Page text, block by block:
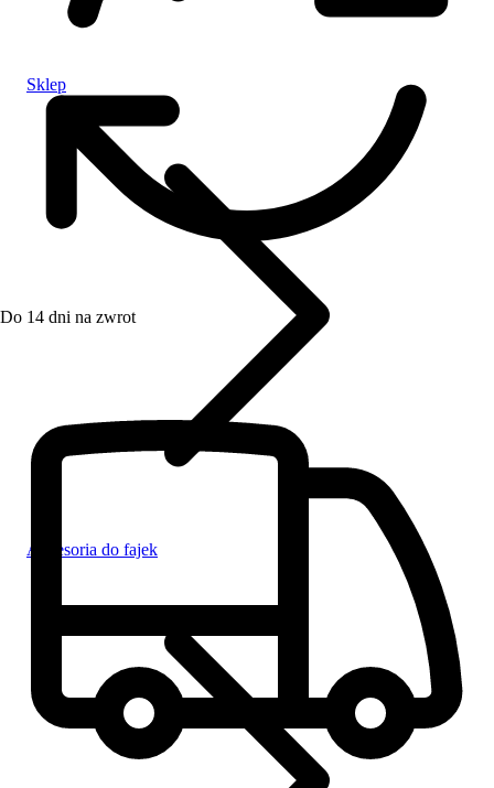
Do 14 dni na zwrot
Sklep
Akcesoria do fajek